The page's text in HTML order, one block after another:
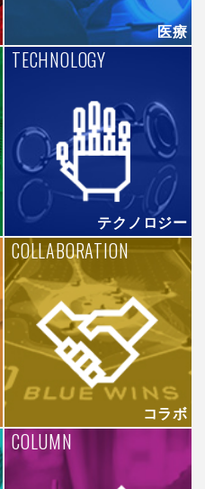
医療
テクノロジー
TECHNOLOGY
コラボ
COLLABORATION
COLUMN